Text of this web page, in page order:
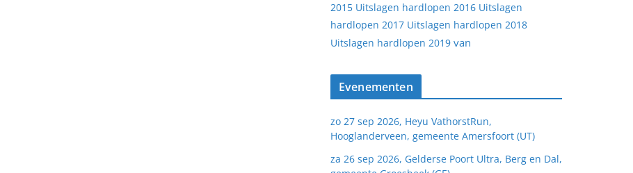
2015 Uitslagen hardlopen 2016 Uitslagen
hardlopen 2017 Uitslagen hardlopen 2018
Uitslagen hardlopen 2019 van
Evenementen
zo 27 sep 2026, Heyu VathorstRun,
Hooglanderveen, gemeente Amersfoort (UT)
za 26 sep 2026, Gelderse Poort Ultra, Berg en Dal,